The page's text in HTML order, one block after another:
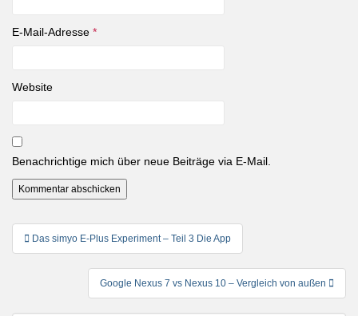
E-Mail-Adresse *
Website
Benachrichtige mich über neue Beiträge via E-Mail.
Beitragsnavigation
Das simyo E-Plus Experiment – Teil 3 Die App
Google Nexus 7 vs Nexus 10 – Vergleich von außen